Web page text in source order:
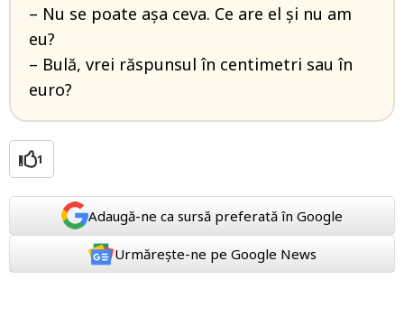
– Nu se poate așa ceva. Ce are el și nu am
eu?
– Bulă, vrei răspunsul în centimetri sau în
euro?
1
Adaugă-ne ca sursă preferată în Google
Urmărește-ne pe Google News